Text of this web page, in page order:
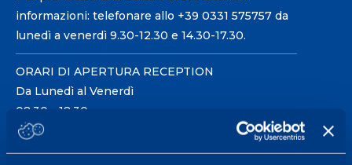
informazioni: telefonare allo +39 0331 575757 da
lunedì a venerdì 9.30-12.30 e 14.30-17.30.
ORARI DI APERTURA RECEPTION
Da Lunedì al Venerdì
08.30 - 18.30